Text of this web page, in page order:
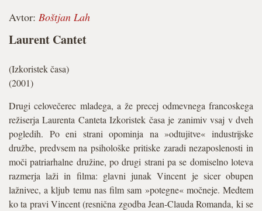
Avtor: Boštjan Lah
Laurent Cantet
(Izkoristek časa)
(2001)
Drugi celovečerec mladega, a že precej odmevnega francoskega
režiserja Laurenta Canteta Izkoristek časa je zanimiv vsaj v dveh
pogledih. Po eni strani opominja na »odtujitve« industrijske
družbe, predvsem na psihološke pritiske zaradi nezaposlenosti in
moči patriarhalne družine, po drugi strani pa se domiselno loteva
razmerja laži in filma: glavni junak Vincent je sicer obupen
lažnivec, a kljub temu nas film sam »potegne« močneje. Medtem
ko ta pravi Vincent (resnična zgodba Jean-Clauda Romanda, ki se